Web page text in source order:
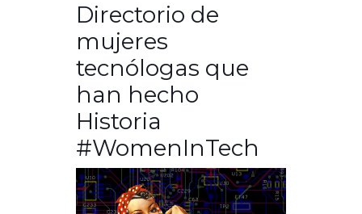
Directorio de
mujeres
tecnólogas que
han hecho
Historia
#WomenInTech